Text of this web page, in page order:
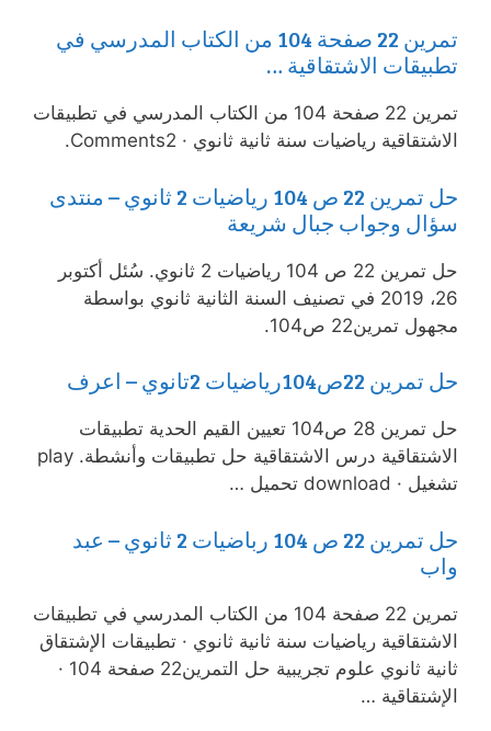
تمرين 22 صفحة 104 من الكتاب المدرسي في
تطبيقات الاشتقاقية …
تمرين 22 صفحة 104 من الكتاب المدرسي في تطبيقات
الاشتقاقية رياضيات سنة ثانية ثانوي · Comments2.
حل تمرين 22 ص 104 رياضيات 2 ثانوي – منتدى
سؤال وجواب جبال شريعة
حل تمرين 22 ص 104 رياضيات 2 ثانوي. سُئل أكتوبر
26، 2019 في تصنيف السنة الثانية ثانوي بواسطة
مجهول تمرين22 ص104.
حل تمرين 22ص104رياضيات 2تانوي – اعرف
حل تمرين 28 ص104 تعيين القيم الحدية تطبيقات
الاشتقاقية درس الاشتقاقية حل تطبيقات وأنشطة. play
تشغيل · download تحميل …
حل تمرين 22 ص 104 رباضيات 2 ثانوي – عبد
واب
تمرين 22 صفحة 104 من الكتاب المدرسي في تطبيقات
الاشتقاقية رياضيات سنة ثانية ثانوي · تطبيقات الإشتقاق
ثانية ثانوي علوم تجريبية حل التمرين22 صفحة 104 ·
الإشتقاقية …